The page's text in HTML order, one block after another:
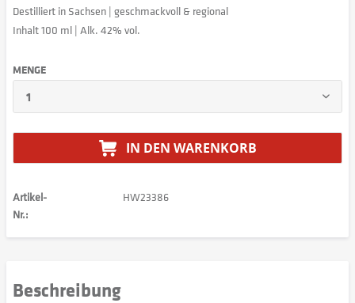
Destilliert in Sachsen | geschmackvoll & regional
Inhalt 100 ml | Alk. 42% vol.
MENGE
IN DEN WARENKORB
Artikel-
Nr.:
HW23386
Beschreibung